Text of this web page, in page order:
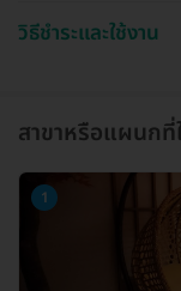
วิธีชำระและใช้งาน
สาขาหรือแผนกที่
1